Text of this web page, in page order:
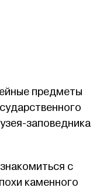
предметы
заповедника
с
каменного